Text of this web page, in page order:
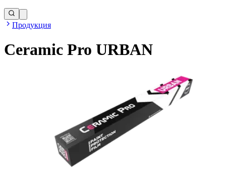
Продукция
Ceramic Pro URBAN